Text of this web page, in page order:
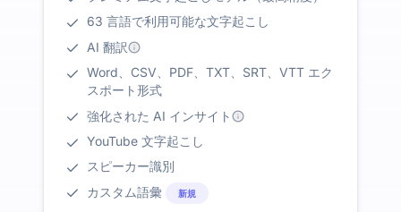
63 言語で利用可能な文字起こし
AI 翻訳
Word、CSV、PDF、TXT、SRT、VTT エク
スポート形式
強化された AI インサイト
YouTube 文字起こし
スピーカー識別
カスタム語彙
新規